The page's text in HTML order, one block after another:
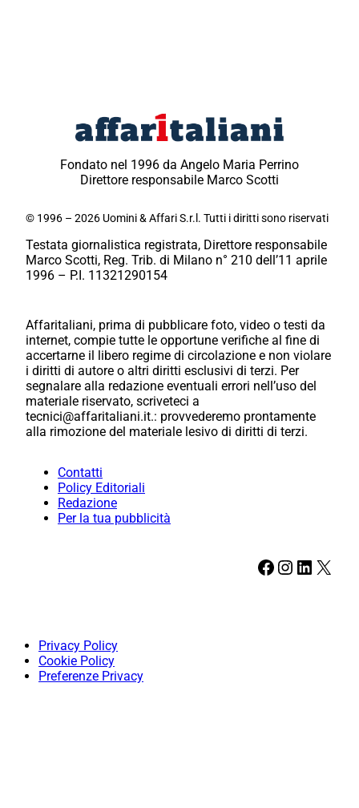
Fondato nel 1996 da Angelo Maria Perrino
Direttore responsabile Marco Scotti
© 1996 – 2026 Uomini & Affari S.r.l. Tutti i diritti sono riservati
Testata giornalistica registrata, Direttore responsabile
Marco Scotti, Reg. Trib. di Milano n° 210 dell’11 aprile
1996 – P.I. 11321290154
Affaritaliani, prima di pubblicare foto, video o testi da
internet, compie tutte le opportune verifiche al fine di
accertarne il libero regime di circolazione e non violare
i diritti di autore o altri diritti esclusivi di terzi. Per
segnalare alla redazione eventuali errori nell’uso del
materiale riservato, scriveteci a
tecnici@affaritaliani.it.: provvederemo prontamente
alla rimozione del materiale lesivo di diritti di terzi.
Contatti
Policy Editoriali
Redazione
Per la tua pubblicità
Facebook Instagram LinkedIn X
Privacy Policy
Cookie Policy
Preferenze Privacy